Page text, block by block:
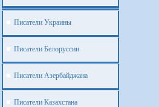
Писатели Украины
Писатели Белоруссии
Писатели Азербайджана
Писатели Казахстана